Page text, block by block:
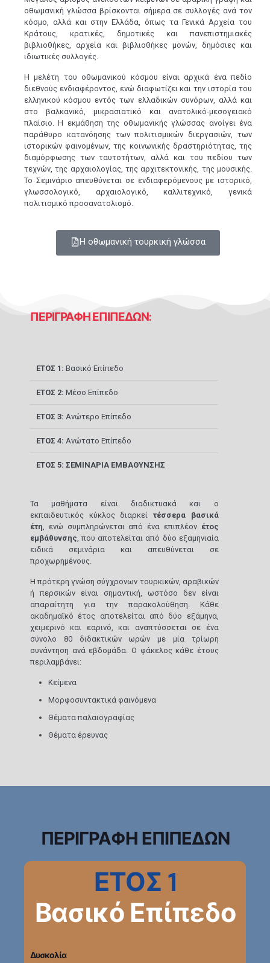
οθωμανική γλώσσα βρίσκονται σήμερα σε συλλογές ανά τον
κόσμο, αλλά και στην Ελλάδα, όπως τα Γενικά Αρχεία του
Κράτους, κρατικές, δημοτικές και πανεπιστημιακές
βιβλιοθήκες, αρχεία και βιβλιοθήκες μονών, δημόσιες και
ιδιωτικές συλλογές.
Η μελέτη του οθωμανικού κόσμου είναι αρχικά ένα πεδίο
διεθνούς ενδιαφέροντος, ενώ διαφωτίζει και την ιστορία του
ελληνικού κόσμου εντός των ελλαδικών συνόρων, αλλά και
στο βαλκανικό, μικρασιατικό και ανατολικό-μεσογειακό
πλαίσιο. Η εκμάθηση της οθωμανικής γλώσσας ανοίγει ένα
παράθυρο κατανόησης των πολιτισμικών διεργασιών, των
ιστορικών φαινομένων, της κοινωνικής δραστηριότητας, της
διαμόρφωσης των ταυτοτήτων, αλλά και του πεδίου των
τεχνών, της αρχαιολογίας, της αρχιτεκτονικής, της μουσικής.
Το Σεμινάριο απευθύνεται σε ενδιαφερόμενους με ιστορικό,
γλωσσολογικό, αρχαιολογικό, καλλιτεχνικό, γενικά
πολιτισμικό προσανατολισμό.
Η οθωμανική τουρκική γλώσσα
ΠΕΡΙΓΡΑΦΗ ΕΠΙΠΕΔΩΝ:
ΕΤΟΣ 1: Βασικό Επίπεδο
ΕΤΟΣ 2: Μέσο Επίπεδο
ΕΤΟΣ 3: Ανώτερο Επίπεδο
ΕΤΟΣ 4: Ανώτατο Επίπεδο
ΕΤΟΣ 5: ΣΕΜΙΝΑΡΙΑ ΕΜΒΑΘΥΝΣΗΣ
Τα μαθήματα είναι διαδικτυακά και ο
εκπαιδευτικός κύκλος διαρκείτέσσερα βασικά
έτη, ενώ συμπληρώνεται από ένα επιπλέον έτος
εμβάθυνσης, που αποτελείται από δύο εξαμηνιαία
ειδικά σεμινάρια και απευθύνεται σε
προχωρημένους.
Η πρότερη γνώση σύγχρονων τουρκικών, αραβικών
ή περσικών είναι σημαντική, ωστόσο δεν είναι
απαραίτητη για την παρακολούθηση. Κάθε
ακαδημαϊκό έτος αποτελείται από δύο εξάμηνα,
χειμερινό και εαρινό, και αναπτύσσεται σε ένα
σύνολο 80 διδακτικών ωρών με μία τρίωρη
συνάντηση ανά εβδομάδα. Ο φάκελος κάθε έτους
περιλαμβάνει:
Κείμενα
Μορφοσυντακτικά φαινόμενα
Θέματα παλαιογραφίας
Θέματα έρευνας
ΠΕΡΙΓΡΑΦΗ ΕΠΙΠΕΔΩΝ
ΕΤΟΣ 1
Βασικό Επίπεδο
Δυσκολία